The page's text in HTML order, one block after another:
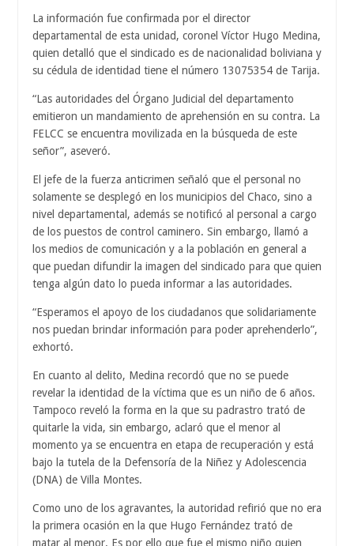
La información fue confirmada por el director
departamental de esta unidad, coronel Víctor Hugo Medina,
quien detalló que el sindicado es de nacionalidad boliviana y
su cédula de identidad tiene el número 13075354 de Tarija.
“Las autoridades del Órgano Judicial del departamento
emitieron un mandamiento de aprehensión en su contra. La
FELCC se encuentra movilizada en la búsqueda de este
señor”, aseveró.
El jefe de la fuerza anticrimen señaló que el personal no
solamente se desplegó en los municipios del Chaco, sino a
nivel departamental, además se notificó al personal a cargo
de los puestos de control caminero. Sin embargo, llamó a
los medios de comunicación y a la población en general a
que puedan difundir la imagen del sindicado para que quien
tenga algún dato lo pueda informar a las autoridades.
“Esperamos el apoyo de los ciudadanos que solidariamente
nos puedan brindar información para poder aprehenderlo”,
exhortó.
En cuanto al delito, Medina recordó que no se puede
revelar la identidad de la víctima que es un niño de 6 años.
Tampoco reveló la forma en la que su padrastro trató de
quitarle la vida, sin embargo, aclaró que el menor al
momento ya se encuentra en etapa de recuperación y está
bajo la tutela de la Defensoría de la Niñez y Adolescencia
(DNA) de Villa Montes.
Como uno de los agravantes, la autoridad refirió que no era
la primera ocasión en la que Hugo Fernández trató de
matar al menor. Es por ello que fue el mismo niño quien